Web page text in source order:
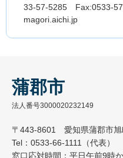
33-57-5285 Fax:0533-
magori.aichi.jp
蒲郡市
法人番号3000020232149
〒443-8601 愛知県蒲郡市旭
Tel：0533-66-1111（代表）
窓口応対時間：平日午前9時